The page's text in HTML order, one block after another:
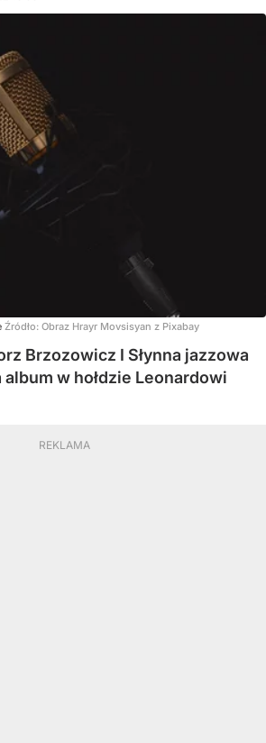
Źródło: Obraz Hrayr Movsisyan z Pixabay
Brzozowicz I Słynna jazzowa
w hołdzie Leonardowi